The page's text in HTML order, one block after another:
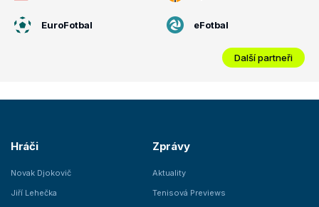
EuroFotbal eFotbal
Další partneři
Hráči
Novak Djokovič
Jiří Lehečka
Zprávy
Aktuality
Tenisová Previews